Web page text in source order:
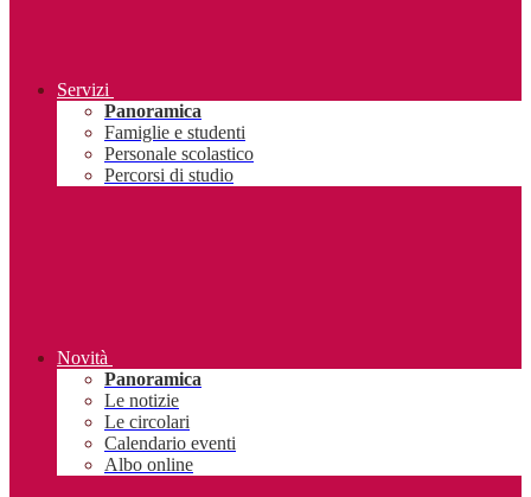
Servizi
Panoramica
Famiglie e studenti
Personale scolastico
Percorsi di studio
Novità
Panoramica
Le notizie
Le circolari
Calendario eventi
Albo online